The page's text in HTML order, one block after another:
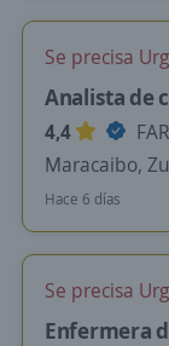
Se precisa
Analista de
4,4
Maracaibo,
Hace 6 días
Se precisa
Enfermera